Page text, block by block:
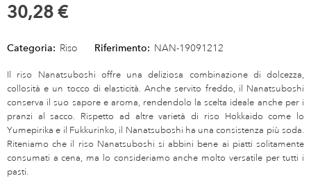
30,28 €
Categoria: Riso Riferimento: NAN-19091212
Il riso Nanatsuboshi offre una deliziosa combinazione di dolcezza,
collosità e un tocco di elasticità. Anche servito freddo, il Nanatsuboshi
conserva il suo sapore e aroma, rendendolo la scelta ideale anche per i
pranzi al sacco. Rispetto ad altre varietà di riso Hokkaido come lo
Yumepirika e il Fukkurinko, il Nanatsuboshi ha una consistenza più soda.
Riteniamo che il riso Nanatsuboshi si abbini bene ai piatti solitamente
consumati a cena, ma lo consideriamo anche molto versatile per tutti i
pasti.